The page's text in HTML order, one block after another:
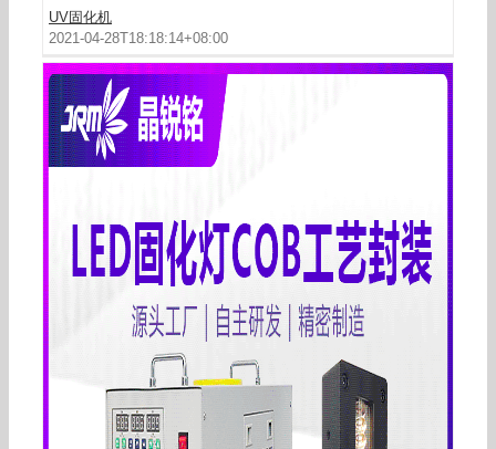
UV固化机
2021-04-28T18:18:14+08:00